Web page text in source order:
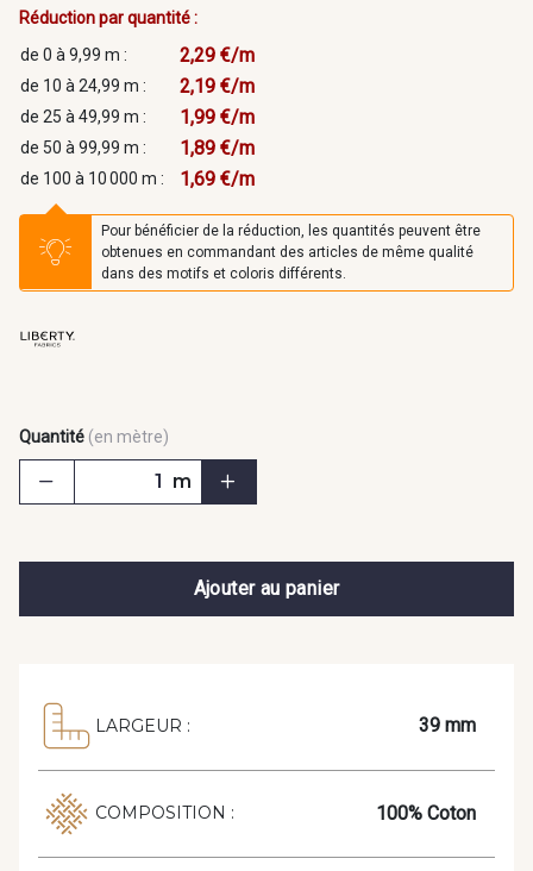
Réduction par quantité :
de 0 à 9,99 m :
2,29 €/m
de 10 à 24,99 m : 2,19 €/m
de 25 à 49,99 m : 1,99 €/m
de 50 à 99,99 m : 1,89 €/m
de 100 à 10 000 m : 1,69 €/m
Pour bénéficier de la réduction, les quantités peuvent être
obtenues en commandant des articles de même qualité
dans des motifs et coloris différents.
Quantité (en mètre)
m
Ajouter au panier
LARGEUR : 39 mm
COMPOSITION : 100% Coton